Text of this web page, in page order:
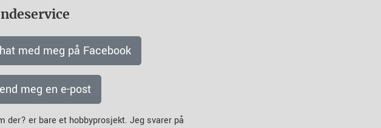
med meg på Facebook
meg en e-post
der? er bare et hobbyprosjekt. Jeg svarer på